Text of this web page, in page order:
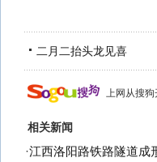
二月二抬头龙见喜
上网从搜狗
相关新闻
·江西洛阳路铁路隧道成